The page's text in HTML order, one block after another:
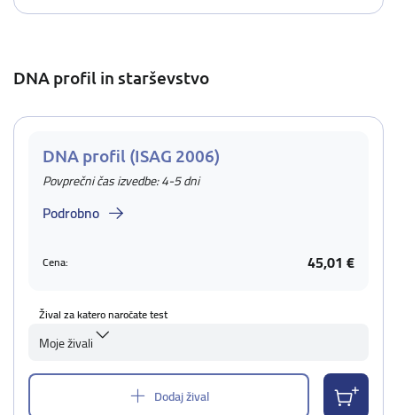
DNA profil in starševstvo
DNA profil (ISAG 2006)
Povprečni čas izvedbe: 4-5 dni
Podrobno
Cena: 45,01 €
Žival za katero naročate test
Moje živali
Dodaj žival